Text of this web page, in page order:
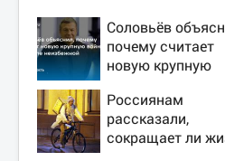
Соловьёв
почему считает
новую крупную
неизбежной
Россиянам
рассказали,
сокращает ли